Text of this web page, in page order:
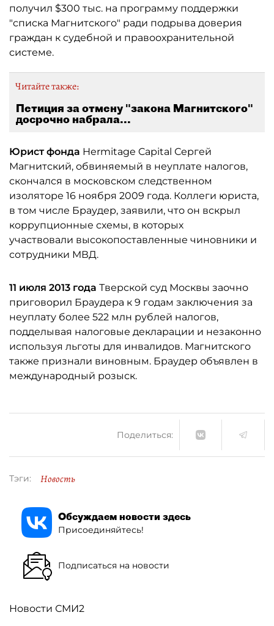
получил $300 тыс. на программу поддержки
"списка Магнитского" ради подрыва доверия
граждан к судебной и правоохранительной
системе.
Читайте также:
Петиция за отмену "закона Магнитского"
досрочно набрала...
Юрист фонда Hermitage Capital Сергей
Магнитский, обвиняемый в неуплате налогов,
скончался в московском следственном
изоляторе 16 ноября 2009 года. Коллеги юриста,
в том числе Браудер, заявили, что он вскрыл
коррупционные схемы, в которых
участвовали высокопоставленные чиновники и
сотрудники МВД.
11 июля 2013 года Тверской суд Москвы заочно
приговорил Браудера к 9 годам заключения за
неуплату более 522 млн рублей налогов,
подделывая налоговые декларации и незаконно
используя льготы для инвалидов. Магнитского
также признали виновным. Браудер объявлен в
международный розыск.
Поделиться:
Тэги: Новость
Обсуждаем новости здесь
Присоединяйтесь!
Подписаться на новости
Новости СМИ2